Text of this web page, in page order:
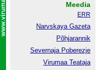
Meedia
ERR
Narvskaya Gazeta
Põhjarannik
Severnaja Poberezje
Virumaa Teataja